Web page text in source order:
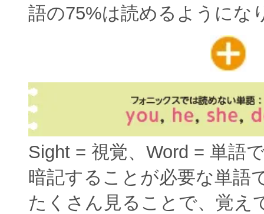
語の75%は読めるようにな
Sight = 視覚、Word = 単語
暗記することが必要な単語
たくさん見ることで、覚え